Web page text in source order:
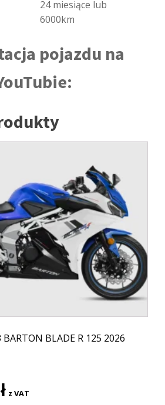
24 miesiące lub
6000km
pojazdu na
BLADE R 125 2026
cena
z VAT